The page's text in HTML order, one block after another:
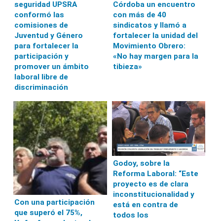
seguridad UPSRA
conformó las
comisiones de
Juventud y Género
para fortalecer la
participación y
promover un ámbito
laboral libre de
discriminación
Córdoba un encuentro
con más de 40
sindicatos y llamó a
fortalecer la unidad del
Movimiento Obrero:
«No hay margen para la
tibieza»
Con una participación
que superó el 75%,
Godoy, sobre la
Reforma Laboral: “Este
proyecto es de clara
inconstitucionalidad y
está en contra de
todos los